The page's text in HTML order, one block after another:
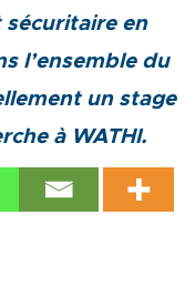
en
l’ensemble du
un stage
à WATHI.